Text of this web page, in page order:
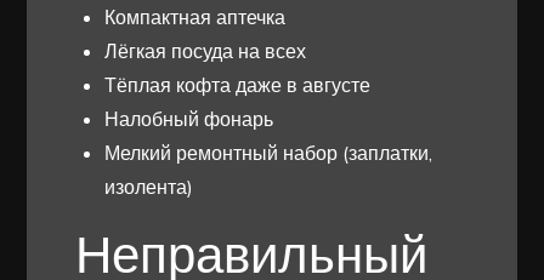
Компактная аптечка
Лёгкая посуда на всех
Тёплая кофта даже в августе
Налобный фонарь
Мелкий ремонтный набор (заплатки,
изолента)
Неправильный